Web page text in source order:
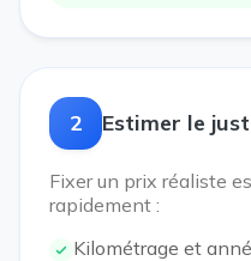
2 Estimer le
Fixer un prix réaliste
rapidement :
Kilométrage et